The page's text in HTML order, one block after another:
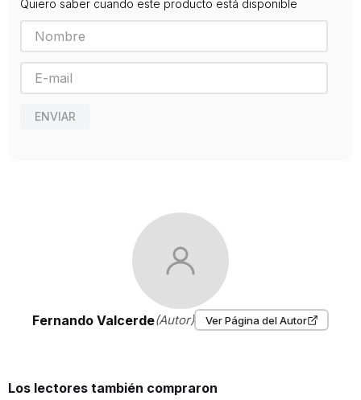
Quiero saber cuando este producto está disponible
ENVIAR
Fernando Valcerde(Autor) Ver Página del Autor
Los lectores también compraron